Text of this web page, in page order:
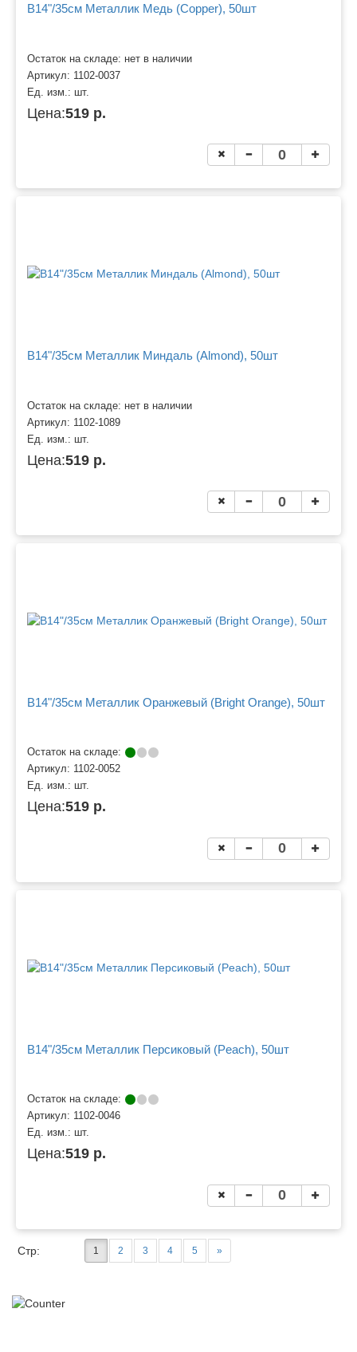
B14"/35см Металлик Медь (Copper), 50шт
Остаток на складе: нет в наличии
Артикул: 1102-0037
Ед. изм.: шт.
Цена:519 р.
B14"/35см Металлик Миндаль (Almond), 50шт
Остаток на складе: нет в наличии
Артикул: 1102-1089
Ед. изм.: шт.
Цена:519 р.
B14"/35см Металлик Оранжевый (Bright Orange), 50шт
Остаток на складе:
Артикул: 1102-0052
Ед. изм.: шт.
Цена:519 р.
B14"/35см Металлик Персиковый (Peach), 50шт
Остаток на складе:
Артикул: 1102-0046
Ед. изм.: шт.
Цена:519 р.
Стр: 1 2 3 4 5 »